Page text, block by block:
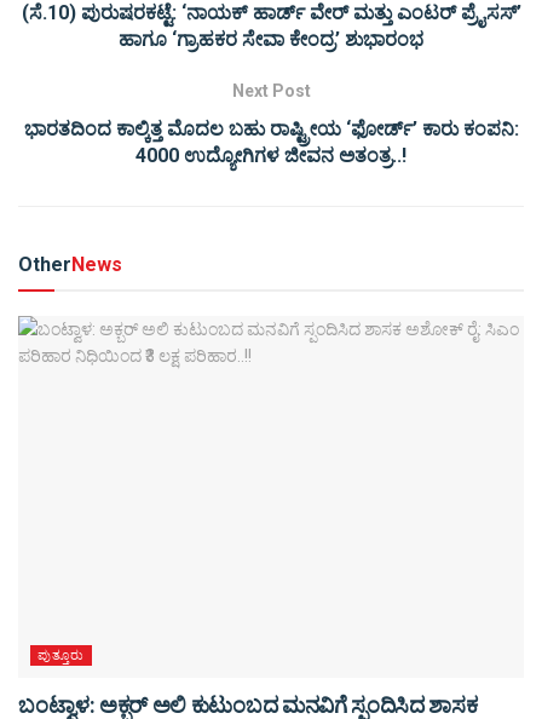
(ಸೆ.10) ಪುರುಷರಕಟ್ಟೆ: ‘ನಾಯಕ್ ಹಾರ್ಡ್ ವೇರ್ ಮತ್ತು ಎಂಟರ್ ಪ್ರೈಸಸ್’
ಹಾಗೂ ‘ಗ್ರಾಹಕರ ಸೇವಾ ಕೇಂದ್ರ’ ಶುಭಾರಂಭ
Next Post
ಭಾರತದಿಂದ ಕಾಲ್ಕಿತ್ತ ಮೊದಲ ಬಹು ರಾಷ್ಟ್ರೀಯ ‘ಫೋರ್ಡ್’ ಕಾರು ಕಂಪನಿ:
4000 ಉದ್ಯೋಗಿಗಳ ಜೀವನ ಅತಂತ್ರ..!
OtherNews
ಪುತ್ತೂರು
ಬಂಟ್ವಾಳ: ಅಕ್ಬರ್ ಅಲಿ ಕುಟುಂಬದ ಮನವಿಗೆ ಸ್ಪಂದಿಸಿದ ಶಾಸಕ